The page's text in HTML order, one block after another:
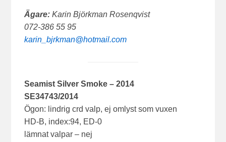
Ägare: Karin Björkman Rosenqvist
072-386 55 95
karin_bjrkman@hotmail.com
Seamist Silver Smoke – 2014
SE34743/2014
Ögon: lindrig crd valp, ej omlyst som vuxen
HD-B, index:94, ED-0
lämnat valpar – nej